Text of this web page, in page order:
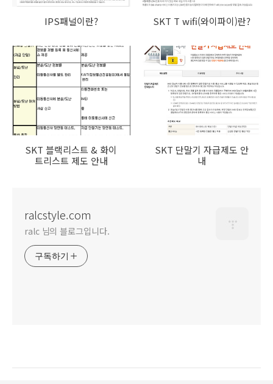
IPS패널이란? SKT T wifi(와이파이)란?
SKT 블랙리스트 & 화이
트리스트 제도 안내
SKT 단말기 자급제도 안
내
ralcstyle.com
ralc 님의 블로그입니다.
구독하기